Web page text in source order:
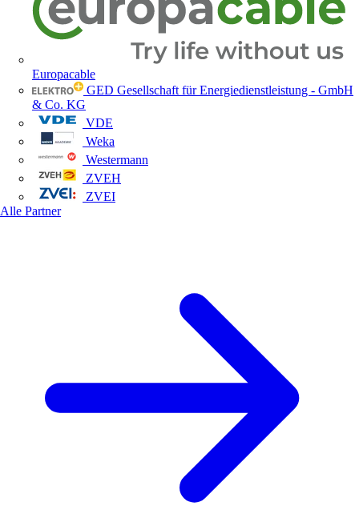
Europacable
GED Gesellschaft für Energiedienstleistung - GmbH
& Co. KG
VDE
Weka
Westermann
ZVEH
ZVEI
Alle Partner